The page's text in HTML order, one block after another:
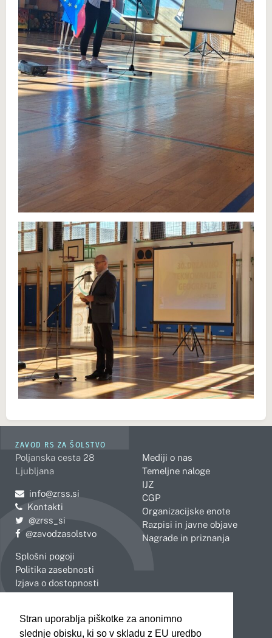
Stran uporablja piškotke za anonimno
slednje obisku, ki so v skladu z EU uredbo
ZAVOD RS ZA ŠOLSTVO
Poljanska cesta 28
Ljubljana
Pošljite e-mail na
info@zrss.si
Kontakti
Pojdite na Twitter:
@zrss_si
Pojdite na Facebook:
@zavodzasolstvo
Splošni pogoji
Politika zasebnosti
Izjava o dostopnosti
Mediji o nas
Temeljne naloge
IJZ
CGP
Organizacijske enote
Razpisi in javne objave
Nagrade in priznanja
Celje
Koper
Novo mesto
Slovenj Gradec